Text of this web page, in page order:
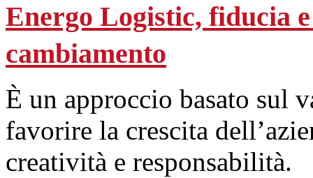
Energo Logistic, fiducia
cambiamento
È un approccio basato sul
favorire la crescita
creatività e responsabilità.